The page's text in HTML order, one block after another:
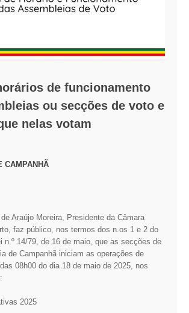
de funcionamento
ou secções de voto e
nelas votam
CAMPANHÃ
Araújo Moreira, Presidente da Câmara
faz público, nos termos dos n.os 1 e 2 do
n.º 14/79, de 16 de maio, que as secções de
de Campanhã iniciam as operações de
08h00 do dia 18 de maio de 2025, nos
2025